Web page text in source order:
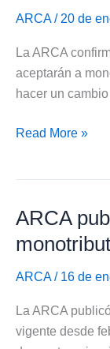
ARCA/ 20 de
La ARCA
aceptarán a
hacer un
ARCA
que
a
monotributistas
enero
de
Read More »
ARCA
ARCA/ 16 de
La ARCA
vigente desde